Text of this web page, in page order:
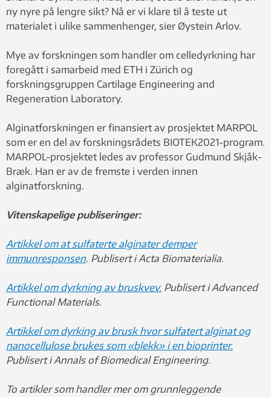
ny nyre på lengre sikt? Nå er vi klare til å teste ut
materialet i ulike sammenhenger, sier Øystein Arlov.
Mye av forskningen som handler om celledyrkning har
foregått i samarbeid med ETH i Zürich og
forskningsgruppen Cartilage Engineering and
Regeneration Laboratory.
Alginatforskningen er finansiert av prosjektet MARPOL
som er en del av forskningsrådets BIOTEK2021-program.
MARPOL-prosjektet ledes av professor Gudmund Skjåk-
Bræk. Han er av de fremste i verden innen
alginatforskning.
Vitenskapelige publiseringer:
Artikkel om at sulfaterte alginater demper
immunresponsen. Publisert i Acta Biomaterialia.
Artikkel om dyrkning av bruskvev. Publisert i Advanced
Functional Materials.
Artikkel om dyrking av brusk hvor sulfatert alginat og
nanocellulose brukes som «blekk» i en bioprinter.
Publisert i Annals of Biomedical Engineering.
To artikler som handler mer om grunnleggende